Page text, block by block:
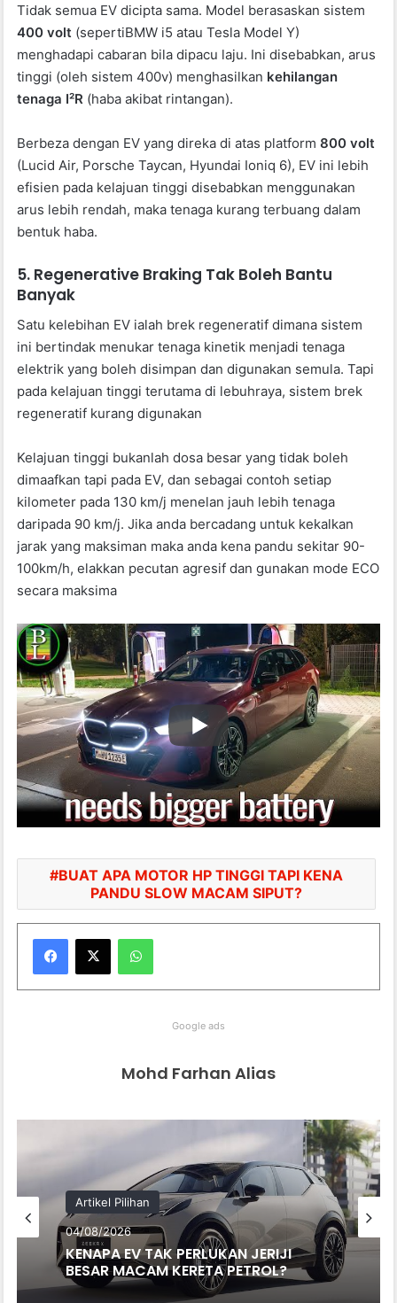
Tidak semua EV dicipta sama. Model berasaskan sistem
400 volt (sepertiBMW i5 atau Tesla Model Y)
menghadapi cabaran bila dipacu laju. Ini disebabkan, arus
tinggi (oleh sistem 400v) menghasilkan kehilangan
tenaga I²R (haba akibat rintangan).
Berbeza dengan EV yang direka di atas platform 800 volt
(Lucid Air, Porsche Taycan, Hyundai Ioniq 6), EV ini lebih
efisien pada kelajuan tinggi disebabkan menggunakan
arus lebih rendah, maka tenaga kurang terbuang dalam
bentuk haba.
5. Regenerative Braking Tak Boleh Bantu
Banyak
Satu kelebihan EV ialah brek regeneratif dimana sistem
ini bertindak menukar tenaga kinetik menjadi tenaga
elektrik yang boleh disimpan dan digunakan semula. Tapi
pada kelajuan tinggi terutama di lebuhraya, sistem brek
regeneratif kurang digunakan
Kelajuan tinggi bukanlah dosa besar yang tidak boleh
dimaafkan tapi pada EV, dan sebagai contoh setiap
kilometer pada 130 km/j menelan jauh lebih tenaga
daripada 90 km/j. Jika anda bercadang untuk kekalkan
jarak yang maksiman maka anda kena pandu sekitar 90-
100km/h, elakkan pecutan agresif dan gunakan mode ECO
secara maksima
BUAT APA MOTOR HP TINGGI TAPI KENA
PANDU SLOW MACAM SIPUT?
WhatsApp
Google ads
Mohd Farhan Alias
Artikel Pilihan
04/08/2026
KENAPA EV TAK PERLUKAN JERIJI
BESAR MACAM KERETA PETROL?